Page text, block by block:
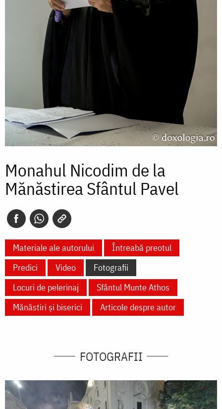
Monahul Nicodim de la
Mănăstirea Sfântul Pavel
Materiale ale autorului
Întreabă preotul
Predici
Video
Fotografii
Locuri de pelerinaj
Sfântul Munte Athos
Mănăstiri și biserici
Articole despre autor
FOTOGRAFII